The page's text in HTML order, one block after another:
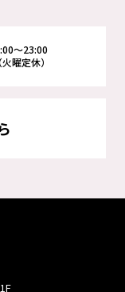
～23:00
（火曜定休）